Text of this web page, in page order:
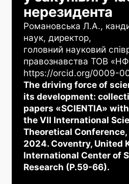
нерезидента
Романовська Л.А.,
наук, директор,
головний науковий
правознавства ТОВ
https://orcid.org/0009-
The driving force of
its development:
papers «SCIENTIA»
the VII International
Theoretical Conference,
2024. Coventry, United
International Center of
Research (P.59-66).